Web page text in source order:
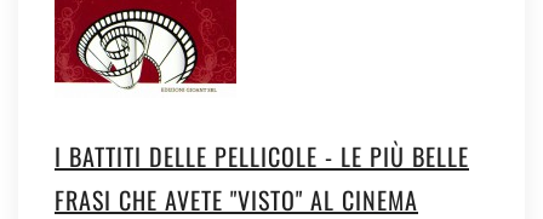
I BATTITI DELLE PELLICOLE - LE PIÙ BELLE
FRASI CHE AVETE "VISTO" AL CINEMA